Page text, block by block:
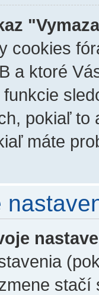
cookies
a ktoré
pokiaľ to
máte